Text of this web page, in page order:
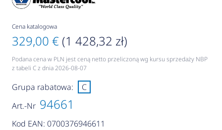
Cena katalogowa
329,00 € (1 428,32 zł)
Podana cena w PLN jest ceną netto przeliczoną wg kursu sprzedaży NBP
z tabeli C z dnia 2026-08-07
Art.-Nr 94661
Kod EAN: 0700376946611
Grupa rabatowa: C